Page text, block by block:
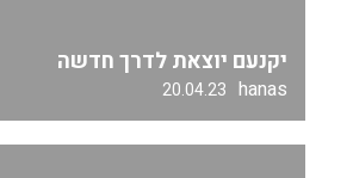
יקנעם יוצאת לדרך חדשה
hanas
20.04.23